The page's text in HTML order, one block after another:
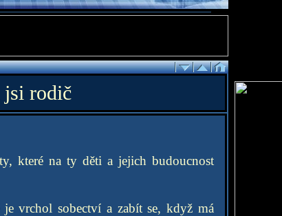
jsi rodič
které na ty děti a jejich budoucnost
vrchol sobectví a zabít se, když má